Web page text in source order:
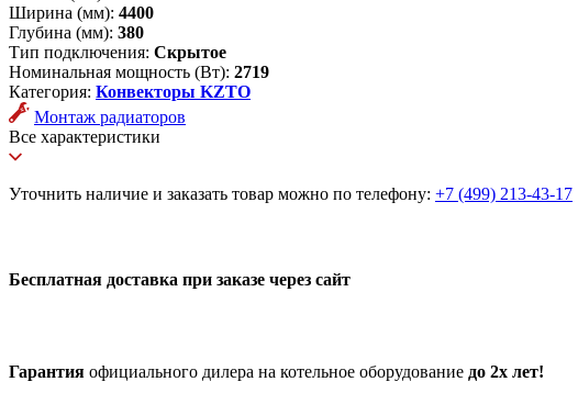
Ширина (мм): 4400
Глубина (мм): 380
Тип подключения: Скрытое
Номинальная мощность (Вт): 2719
Категория: Конвекторы KZTO
Монтаж радиаторов
Все характеристики
Уточнить наличие и заказать товар можно по телефону: +7 (499) 213-43-17
Бесплатная доставка при заказе через сайт
Гарантия официального дилера на котельное оборудование до 2х лет!